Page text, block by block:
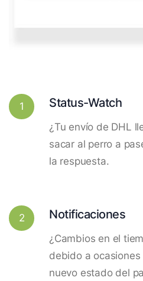
1 Status-Watch
¿Tu envío de DHL
sacar al perro a
la respuesta.
2 Notificaciones
¿Cambios en el
debido a
nuevo estado del